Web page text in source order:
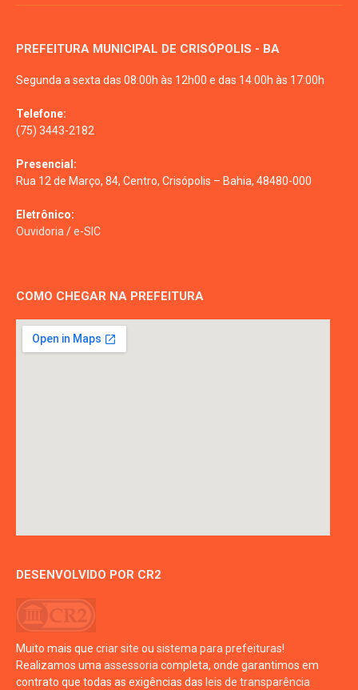
PREFEITURA MUNICIPAL DE CRISÓPOLIS - BA
Segunda a sexta das 08:00h às 12h00 e das 14:00h às 17:00h
Telefone:
(75) 3443-2182
Presencial:
Rua 12 de Março, 84, Centro, Crisópolis – Bahia, 48480-000
Eletrônico:
Ouvidoria /e-SIC
COMO CHEGAR NA PREFEITURA
DESENVOLVIDO POR CR2
Muito mais que criar site ou sistema para prefeituras!
Realizamos uma assessoria completa, onde garantimos em
contrato que todas as exigências das leis de transparência